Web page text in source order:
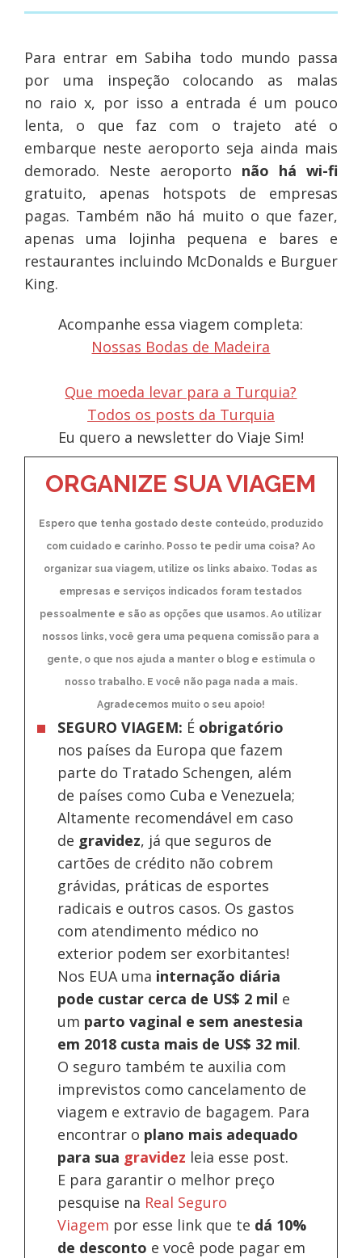
Para entrar em Sabiha todo mundo passa
por uma inspeção colocando as malas
no raio x, por isso a entrada é um pouco
lenta, o que faz com o trajeto até o
embarque neste aeroporto seja ainda mais
demorado. Neste aeroporto não há wi-fi
gratuito, apenas hotspots de empresas
pagas. Também não há muito o que fazer,
apenas uma lojinha pequena e bares e
restaurantes incluindo McDonalds e Burguer
King.
Acompanhe essa viagem completa:
Nossas Bodas de Madeira
Que moeda levar para a Turquia?
Todos os posts da Turquia
Eu quero a newsletter do Viaje Sim!
ORGANIZE SUA VIAGEM
Espero que tenha gostado deste conteúdo, produzido
com cuidado e carinho. Posso te pedir uma coisa? Ao
organizar sua viagem, utilize os links abaixo. Todas as
empresas e serviços indicados foram testados
pessoalmente e são as opções que usamos. Ao utilizar
nossos links, você gera uma pequena comissão para a
gente, o que nos ajuda a manter o blog e estimula o
nosso trabalho. E você não paga nada a mais.
Agradecemos muito o seu apoio!
SEGURO VIAGEM: É obrigatório
nos países da Europa que fazem
parte do Tratado Schengen, além
de países como Cuba e Venezuela;
Altamente recomendável em caso
de gravidez, já que seguros de
cartões de crédito não cobrem
grávidas, práticas de esportes
radicais e outros casos. Os gastos
com atendimento médico no
exterior podem ser exorbitantes!
Nos EUA uma internação diária
pode custar cerca de US$ 2 mil e
um parto vaginal e sem anestesia
em 2018 custa mais de US$ 32 mil.
O seguro também te auxilia com
imprevistos como cancelamento de
viagem e extravio de bagagem. Para
encontrar o plano mais adequado
para sua gravidez leia esse post.
E para garantir o melhor preço
pesquise na Real Seguro
Viagem por esse link que te dá 10%
de desconto e você pode pagar em